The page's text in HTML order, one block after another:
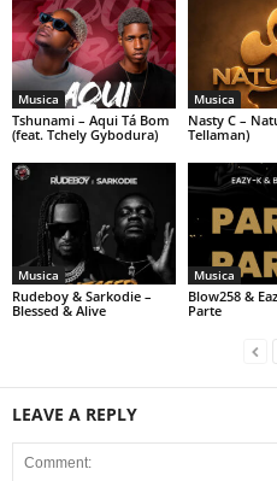
Musica
Tshunami – Aqui Tá Bom
(feat. Tchely Gybodura)
Musica
Nasty C –
Tellaman)
Musica
Rudeboy & Sarkodie –
Blessed & Alive
Musica
Blow258 &
Parte
LEAVE A REPLY